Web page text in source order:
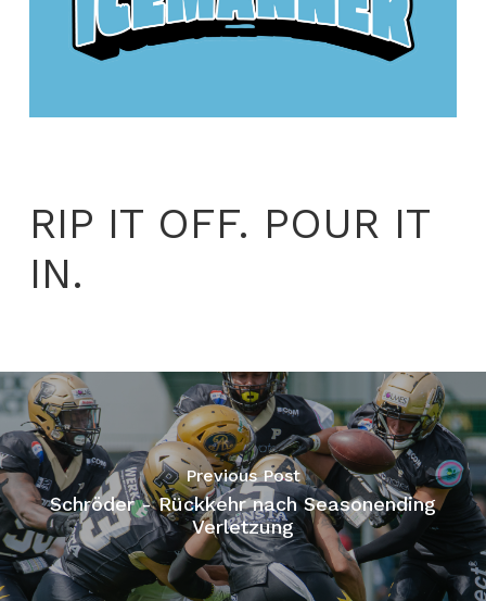
RIP IT OFF. POUR IT
IN.
Previous Post
Schröder - Rückkehr nach Seasonending
Verletzung